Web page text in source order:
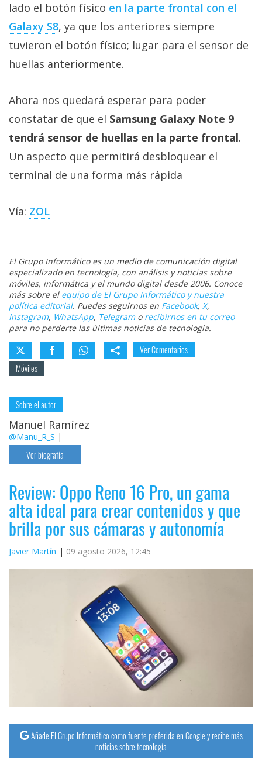
lado el botón físico en la parte frontal con el
Galaxy S8, ya que los anteriores siempre
tuvieron el botón físico; lugar para el sensor de
huellas anteriormente.
Ahora nos quedará esperar para poder
constatar de que el Samsung Galaxy Note 9
tendrá sensor de huellas en la parte frontal.
Un aspecto que permitirá desbloquear el
terminal de una forma más rápida
Vía: ZOL
El Grupo Informático es un medio de comunicación digital
especializado en tecnología, con análisis y noticias sobre
móviles, informática y el mundo digital desde 2006. Conoce
más sobre el equipo de El Grupo Informático y nuestra
política editorial. Puedes seguirnos en Facebook, X,
Instagram, WhatsApp, Telegramo recibirnos en tu correo
para no perderte las últimas noticias de tecnología.
Ver Comentarios
Móviles
Sobre el autor
Manuel Ramírez
@Manu_R_S |
Ver biografía
Review: Oppo Reno 16 Pro, un gama
alta ideal para crear contenidos y que
brilla por sus cámaras y autonomía
Javier Martín 09 agosto 2026, 12:45
Añade El Grupo Informático como fuente preferida en Google y recibe más
noticias sobre tecnología